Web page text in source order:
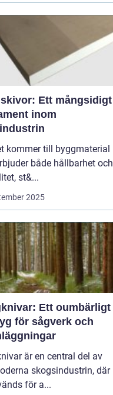
Ett mångsidigt
inom
kommer till byggmaterial
både hållbarhet och
st&...
2025
Ett oumbärligt
för sågverk och
är en central del av
skogsindustrin, där
för a...